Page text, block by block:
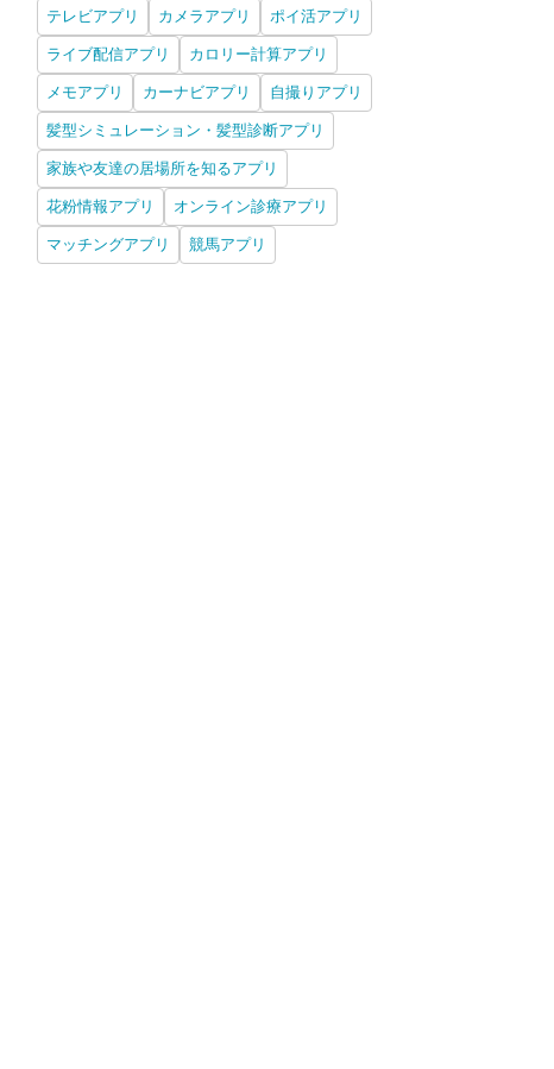
テレビアプリ カメラアプリ ポイ活アプリ
ライブ配信アプリ カロリー計算アプリ
メモアプリ カーナビアプリ 自撮りアプリ
髪型シミュレーション・髪型診断アプリ
家族や友達の居場所を知るアプリ
花粉情報アプリ オンライン診療アプリ
マッチングアプリ 競馬アプリ